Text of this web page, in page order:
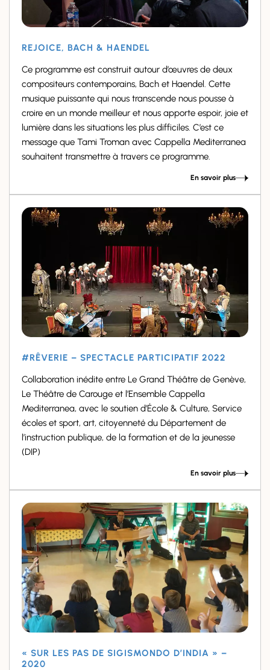
REJOICE, BACH & HAENDEL
Ce programme est construit autour d’œuvres de deux
compositeurs contemporains, Bach et Haendel. Cette
musique puissante qui nous transcende nous pousse à
croire en un monde meilleur et nous apporte espoir, joie et
lumière dans les situations les plus difficiles. C’est ce
message que Tami Troman avec Cappella Mediterranea
souhaitent transmettre à travers ce programme.
En savoir plus
#RÊVERIE – SPECTACLE PARTICIPATIF 2022
Collaboration inédite entre Le Grand Théâtre de Genève,
Le Théâtre de Carouge et l’Ensemble Cappella
Mediterranea, avec le soutien d’École & Culture, Service
écoles et sport, art, citoyenneté du Département de
l’instruction publique, de la formation et de la jeunesse
(DIP)
En savoir plus
« SUR LES PAS DE SIGISMONDO D’INDIA » –
2020